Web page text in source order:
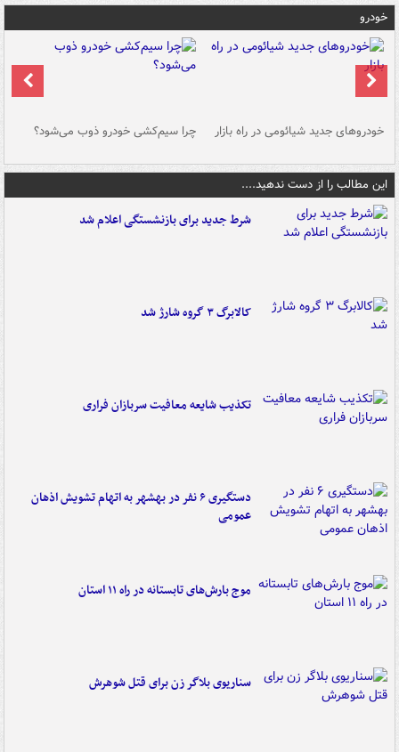
خودرو
خودروهای جدید شیائومی در راه بازار چرا سیم‌کشی خودرو ذوب می‌شود؟
این مطالب را از دست ندهید....
شرط جدید برای بازنشستگی اعلام شد
کالابرگ ۳ گروه شارژ شد
تکذیب شایعه معافیت سربازان فراری
دستگیری ۶ نفر در بهشهر به اتهام تشویش اذهان
عمومی
موج بارش‌های تابستانه در راه ۱۱ استان
سناریوی بلاگر زن برای قتل شوهرش